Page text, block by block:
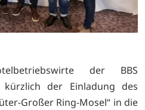
der BBS
kürzlich der Einladung des
Großer Ring-Mosel“ in die